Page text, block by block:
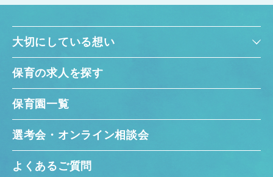
大切にしている想い
保育の求人を探す
保育園一覧
選考会・オンライン相談会
よくあるご質問